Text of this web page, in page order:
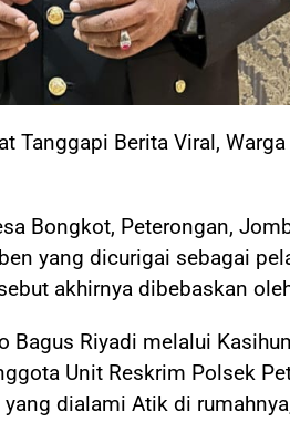
Tanggapi Berita Viral,
Bongkot, Peterongan,
yang dicurigai sebagai
akhirnya dibebaskan
Bagus Riyadi melalui
Unit Reskrim Polsek
dialami Atik di